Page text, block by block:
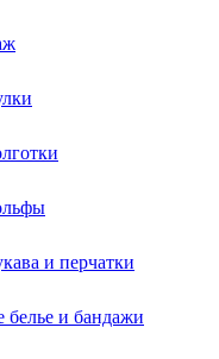
и перчатки
белье и бандажи